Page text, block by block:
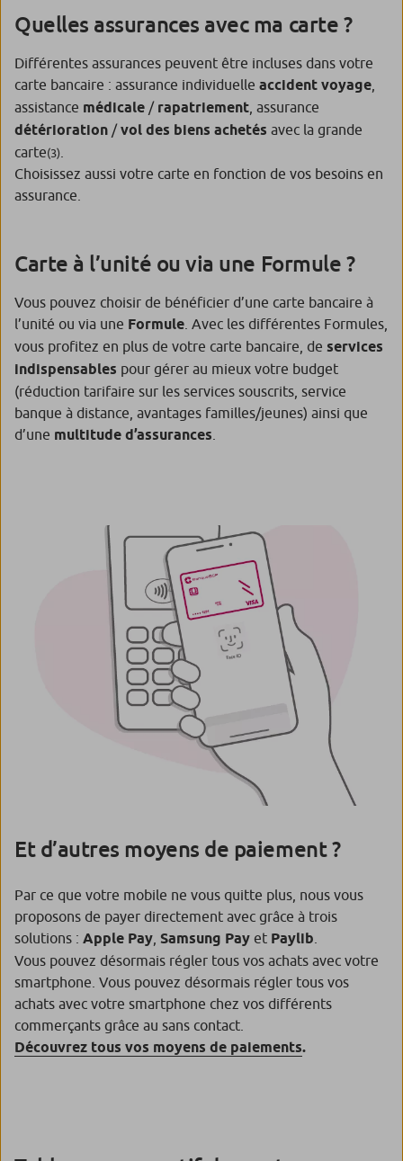
Quelles assurances avec ma carte ?
Différentes assurances peuvent être incluses dans votre
carte bancaire : assurance individuelle accident voyage
assistance médicale / rapatriement , assurance
détérioration /vol des biens achetés avec la grande
carte(3)
Choisissez aussi votre carte en fonction de vos besoins en
assurance.
Carte à l’unité ou via une Formule ?
Vous pouvez choisir de bénéficier d’une carte bancaire à
l’unité ou via une Formule . Avec les différentes Formules,
vous profitez en plus de votre carte bancaire, de services
indispensables pour gérer au mieux votre budget
(réduction tarifaire sur les services souscrits, service
banque à distance, avantages familles/jeunes) ainsi que
d’une multitude d’assurances
Et d’autres moyens de paiement ?
Par ce que votre mobile ne vous quitte plus, nous vous
proposons de payer directement avec grâce à trois
solutions : Apple Pay Samsung Pay et Paylib
Vous pouvez désormais régler tous vos achats avec votre
smartphone. Vous pouvez désormais régler tous vos
achats avec votre smartphone chez vos différents
commerçants grâce au sans contact.
Découvrez tous vos moyens de paiements.